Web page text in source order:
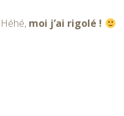
Héhé, moi j’ai rigolé !